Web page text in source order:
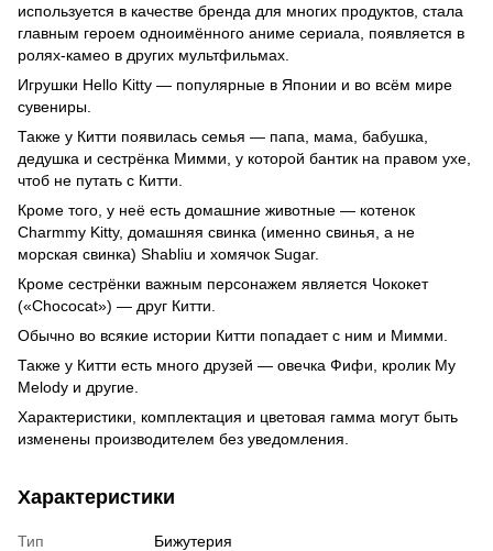
используется в качестве бренда для многих продуктов, стала
главным героем одноимённого аниме сериала, появляется в
ролях-камео в других мультфильмах.
Игрушки Hello Kitty — популярные в Японии и во всём мире
сувениры.
Также у Китти появилась семья — папа, мама, бабушка,
дедушка и сестрёнка Мимми, у которой бантик на правом ухе,
чтоб не путать с Китти.
Кроме того, у неё есть домашние животные — котенок
Charmmy Kitty, домашняя свинка (именно свинья, а не
морская свинка) Shabliu и хомячок Sugar.
Кроме сестрёнки важным персонажем является Чококет
(«Chococat») — друг Китти.
Обычно во всякие истории Китти попадает с ним и Мимми.
Также у Китти есть много друзей — овечка Фифи, кролик My
Melody и другие.
Характеристики, комплектация и цветовая гамма могут быть
изменены производителем без уведомления.
Характеристики
Тип
Бижутерия